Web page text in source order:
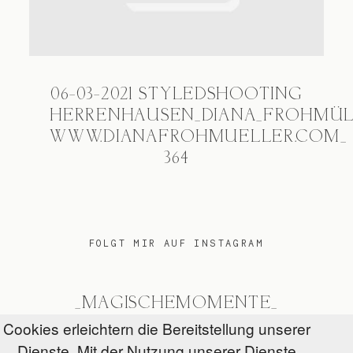
06-03-2021 STYLEDSHOOTING
WWW.DIANAFROHMUELLER.COM_
364
FOLGT MIR AUF INSTAGRAM
_MAGISCHEMOMENTE_
Cookies erleichtern die Bereitstellung unserer